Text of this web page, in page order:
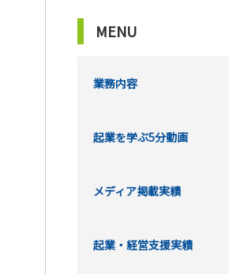
MENU
業務内容
起業を学ぶ5分動画
メディア掲載実績
起業・経営支援実績